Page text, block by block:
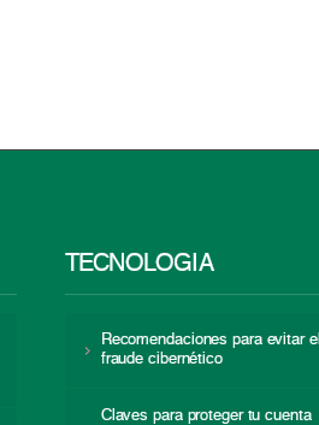
TECNOLOGÍA
Recomendaciones para evitar el
fraude cibernético
Claves para proteger tu cuenta